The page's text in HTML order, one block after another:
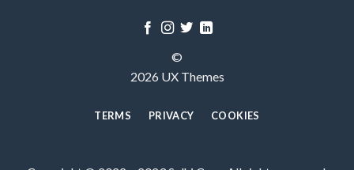
©
2026 UX Themes
TERMS PRIVACY COOKIES